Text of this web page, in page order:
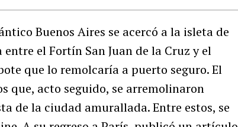
Buenos Aires se acercó a la isleta de
el Fortín San Juan de la Cruz y el
que lo remolcaría a puerto seguro. El
que, acto seguido, se arremolinaron
de la ciudad amurallada. Entre estos, se